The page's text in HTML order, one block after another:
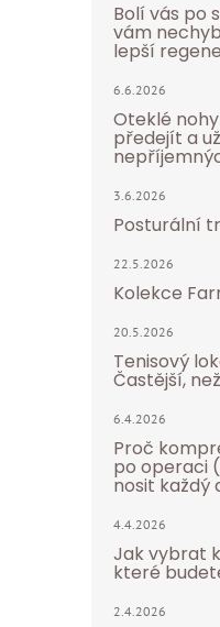
Bolí vás po
vám
lepší
6.6.2026
Oteklé
předejít a
3.6.2026
Posturální
22.5.2026
Kolekce
20.5.2026
Tenisový
Častější,
6.4.2026
Proč
po operaci
nosit každý
4.4.2026
Jak vybrat
které
2.4.2026